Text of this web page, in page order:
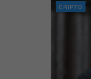
CRIPTO